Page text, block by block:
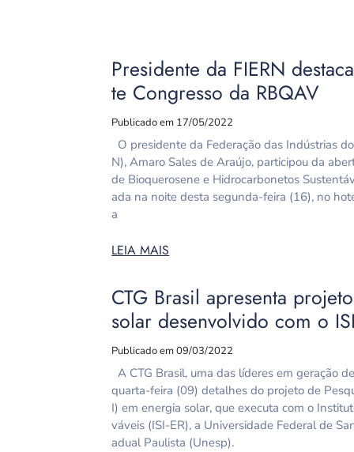
Presidente da FIERN
te Congresso da RBQAV
Publicado em 17/05/2022
O presidente da Federação das Indústrias
N), Amaro Sales de Araújo, participou da
de Bioquerosene e Hidrocarbonetos
ada na noite desta segunda-feira (16), no
a
LEIA MAIS
CTG Brasil apresenta
solar desenvolvido com o
Publicado em 09/03/2022
A CTG Brasil, uma das líderes em geração
quarta-feira (09) detalhes do projeto de
I) em energia solar, que executa com o
váveis (ISI-ER), a Universidade Federal de
adual Paulista (Unesp).